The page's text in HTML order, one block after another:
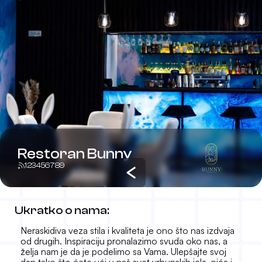
Restoran Bunny
123456789
Ukratko o nama:
Neraskidiva veza stila i kvaliteta je ono što nas izdvaja
od drugih. Inspiraciju pronalazimo svuda oko nas, a
želja nam je da je podelimo sa Vama. Ulepšajte svoj